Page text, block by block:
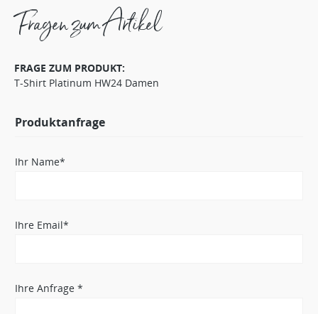
Fragen zum Artikel
FRAGE ZUM PRODUKT:
T-Shirt Platinum HW24 Damen
Produktanfrage
Ihr Name*
Ihre Email*
Ihre Anfrage *